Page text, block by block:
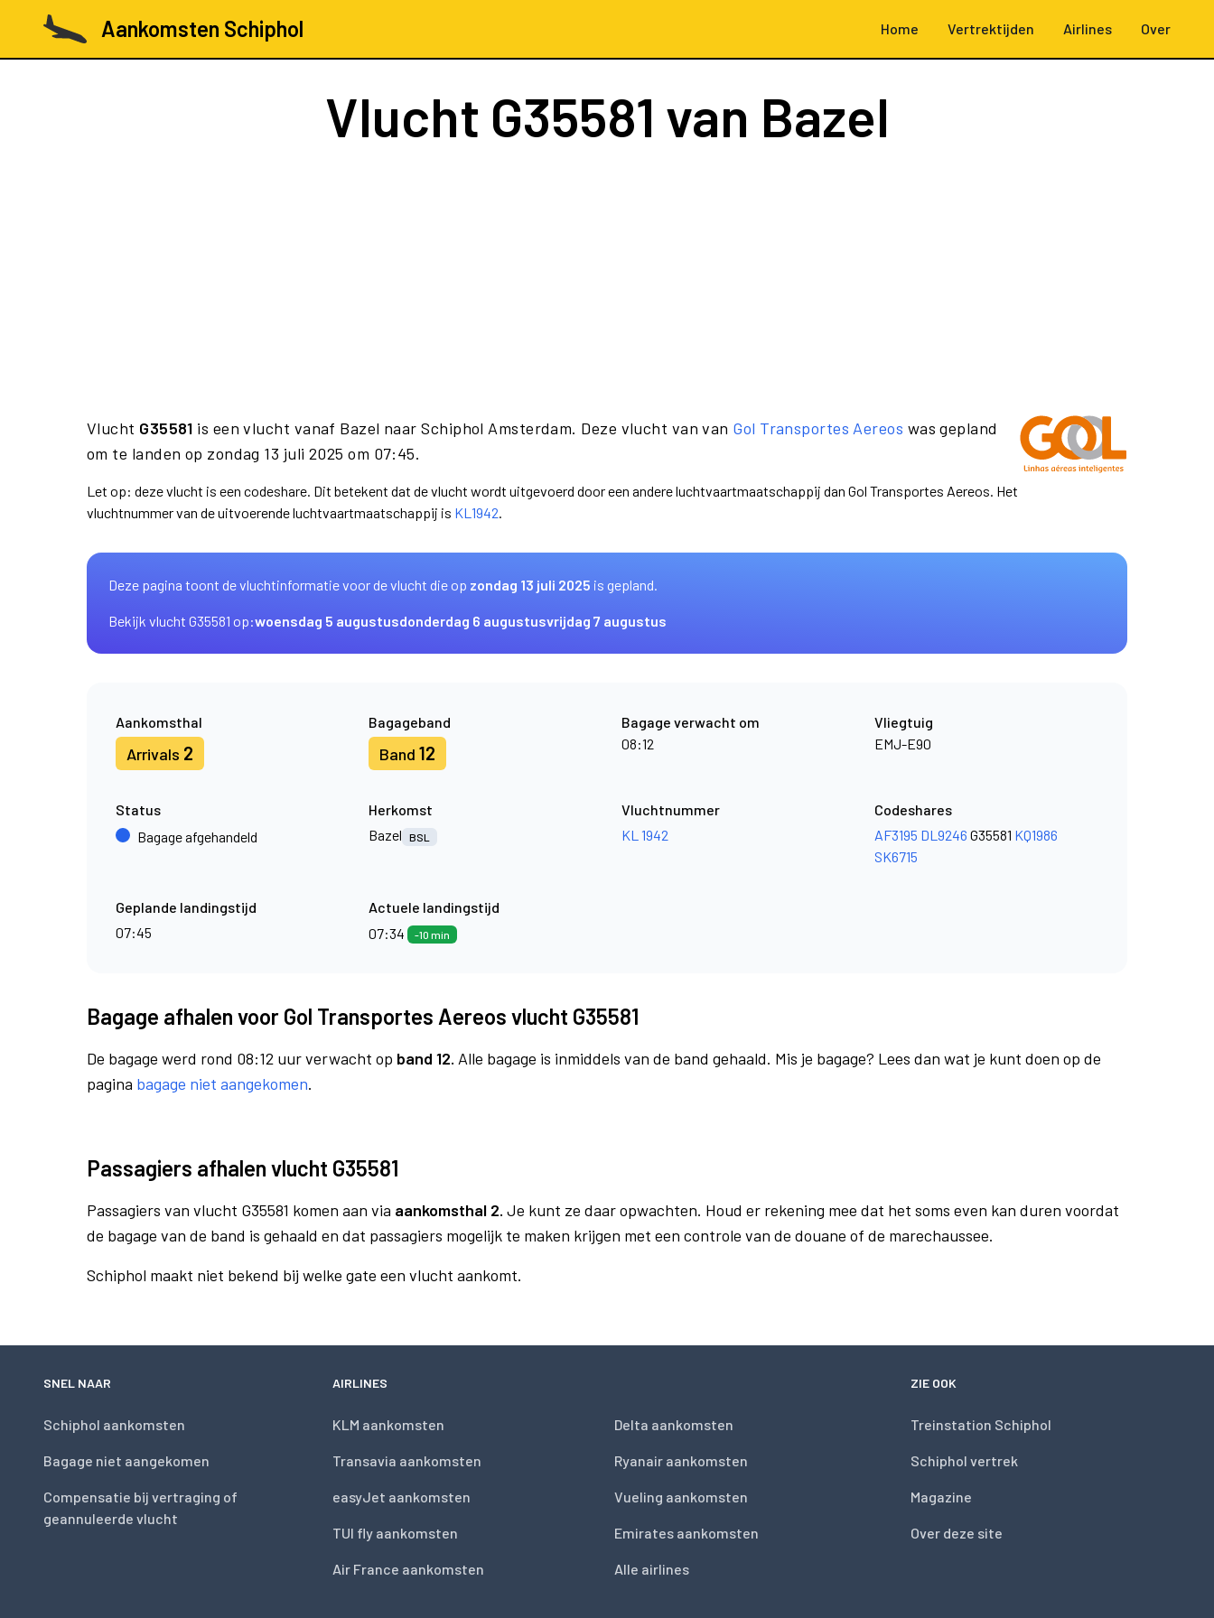
Aankomsten Schiphol Home Vertrektijden Airlines Over
Vlucht G35581 van Bazel
Vlucht G35581 is een vlucht vanaf Bazel naar Schiphol Amsterdam. Deze vlucht van van Gol Transportes Aereos was gepland
om te landen op zondag 13 juli 2025 om 07:45.
Let op: deze vlucht is een codeshare. Dit betekent dat de vlucht wordt uitgevoerd door een andere luchtvaartmaatschappij dan Gol Transportes Aereos. Het
vluchtnummer van de uitvoerende luchtvaartmaatschappij is KL1942.
Deze pagina toont de vluchtinformatie voor de vlucht die op zondag 13 juli 2025 is gepland.
Bekijk vlucht G35581 op:woensdag 5 augustusdonderdag 6 augustusvrijdag 7 augustus
Aankomsthal
Arrivals 2
Bagageband
Band 12
Bagage verwacht om
08:12
Vliegtuig
EMJ-E90
Status
Bagage afgehandeld
Herkomst
Bazel
BSL
Vluchtnummer
KL 1942
Codeshares
AF3195 DL9246 G35581 KQ1986
SK6715
Geplande landingstijd
07:45
Actuele landingstijd
07:34
-10 min
Bagage afhalen voor Gol Transportes Aereos vlucht G35581
De bagage werd rond 08:12 uur verwacht op band 12. Alle bagage is inmiddels van de band gehaald. Mis je bagage? Lees dan wat je kunt doen op de
pagina bagage niet aangekomen.
Passagiers afhalen vlucht G35581
Passagiers van vlucht G35581 komen aan via aankomsthal 2. Je kunt ze daar opwachten. Houd er rekening mee dat het soms even kan duren voordat
de bagage van de band is gehaald en dat passagiers mogelijk te maken krijgen met een controle van de douane of de marechaussee.
Schiphol maakt niet bekend bij welke gate een vlucht aankomt.
SNEL NAAR
Schiphol aankomsten
Bagage niet aangekomen
Compensatie bij vertraging of
geannuleerde vlucht
AIRLINES
KLM aankomsten
Transavia aankomsten
easyJet aankomsten
TUI fly aankomsten
Air France aankomsten
Delta aankomsten
Ryanair aankomsten
Vueling aankomsten
Emirates aankomsten
Alle airlines
ZIE OOK
Treinstation Schiphol
Schiphol vertrek
Magazine
Over deze site